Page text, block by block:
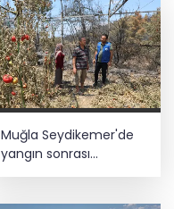
Muğla Seydikemer'de
yangın sonrası
seferberlik